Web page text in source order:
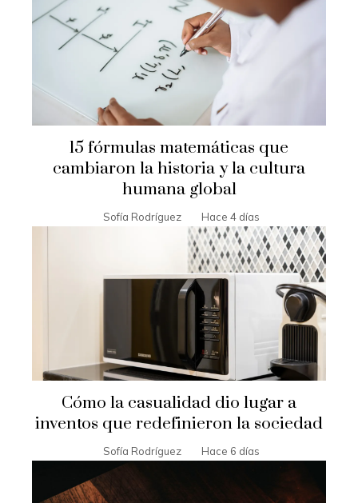
15 fórmulas matemáticas que
cambiaron la historia y la cultura
humana global
Sofía Rodríguez Hace 4 días
Cómo la casualidad dio lugar a
inventos que redefinieron la sociedad
Sofía Rodríguez Hace 6 días